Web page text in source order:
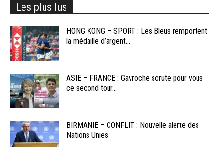
Les plus lus
HONG KONG – SPORT : Les Bleus remportent
la médaille d’argent...
ASIE – FRANCE : Gavroche scrute pour vous
ce second tour...
BIRMANIE – CONFLIT : Nouvelle alerte des
Nations Unies